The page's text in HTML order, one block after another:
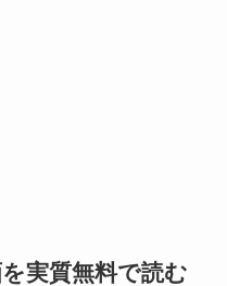
実質無料で読む